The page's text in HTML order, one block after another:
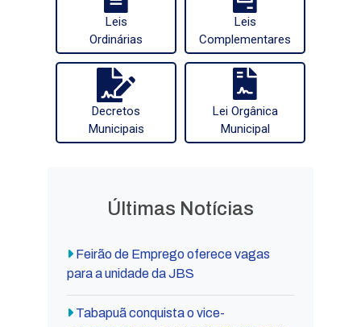
Leis
Ordinárias
Leis
Complementares
Decretos
Municipais
Lei Orgânica
Municipal
Últimas Notícias
Feirão de Emprego oferece vagas
para a unidade da JBS
Tabapuã conquista o vice-